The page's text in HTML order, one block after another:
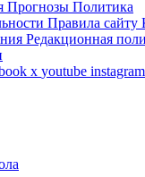
Прогнозы Политика
Правила сайту
Редакционная
x youtube instagram